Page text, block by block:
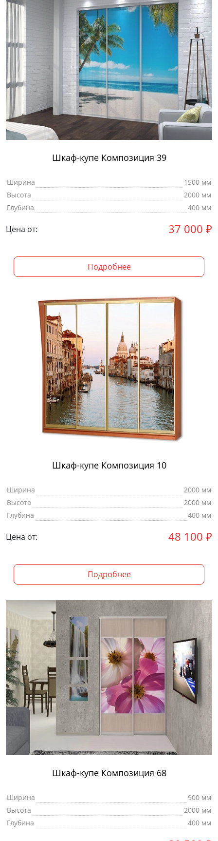
Шкаф-купе Композиция 39
Ширина
1500 мм
Высота
2000 мм
Глубина
400 мм
Цена от: 37 000 ₽
Подробнее
Шкаф-купе Композиция 10
Ширина
2000 мм
Высота
2000 мм
Глубина
400 мм
Цена от: 48 100 ₽
Подробнее
Шкаф-купе Композиция 68
Ширина
900 мм
Высота
2000 мм
Глубина
400 мм